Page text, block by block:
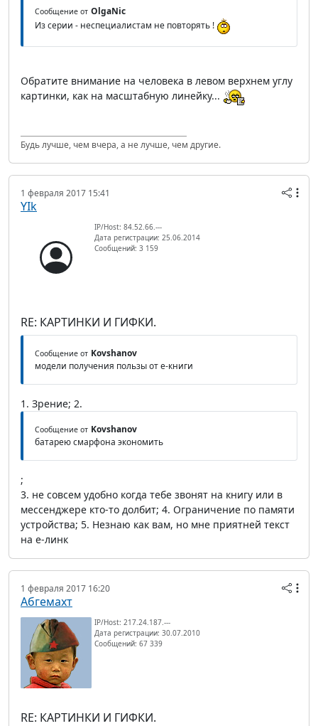
Сообщение от OlgaNic
Из серии - неспециалистам не повторять !
Обратите внимание на человека в левом верхнем углу
картинки, как на масштабную линейку...
Будь лучше, чем вчера, а не лучше, чем другие.
1 февраля 2017 15:41
YIk
IP/Host: 84.52.66.---
Дата регистрации: 25.06.2014
Сообщений: 3 159
RE: КАРТИНКИ И ГИФКИ.
Сообщение от Kovshanov
модели получения пользы от е-книги
1. Зрение; 2.
Сообщение от Kovshanov
батарею смарфона экономить
;
3. не совсем удобно когда тебе звонят на книгу или в
мессенджере кто-то долбит; 4. Ограничение по памяти
устройства; 5. Незнаю как вам, но мне приятней текст
на е-линк
1 февраля 2017 16:20
Абгемахт
IP/Host: 217.24.187.---
Дата регистрации: 30.07.2010
Сообщений: 67 339
RE: КАРТИНКИ И ГИФКИ.